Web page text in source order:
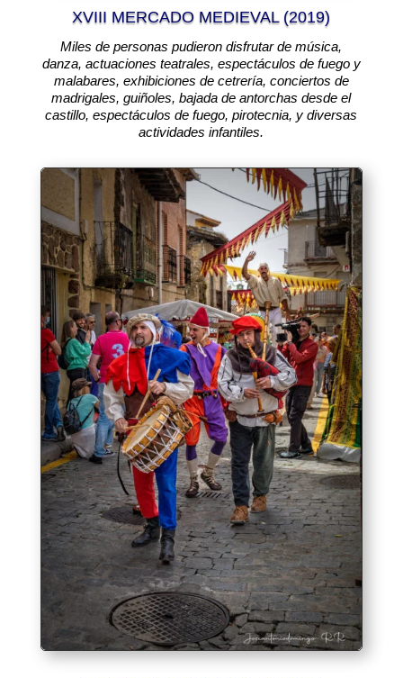
XVIII MERCADO MEDIEVAL (2019)
Miles de personas pudieron disfrutar de música,
danza, actuaciones teatrales, espectáculos de fuego y
malabares, exhibiciones de cetrería, conciertos de
madrigales, guiñoles, bajada de antorchas desde el
castillo, espectáculos de fuego, pirotecnia, y diversas
actividades infantiles.